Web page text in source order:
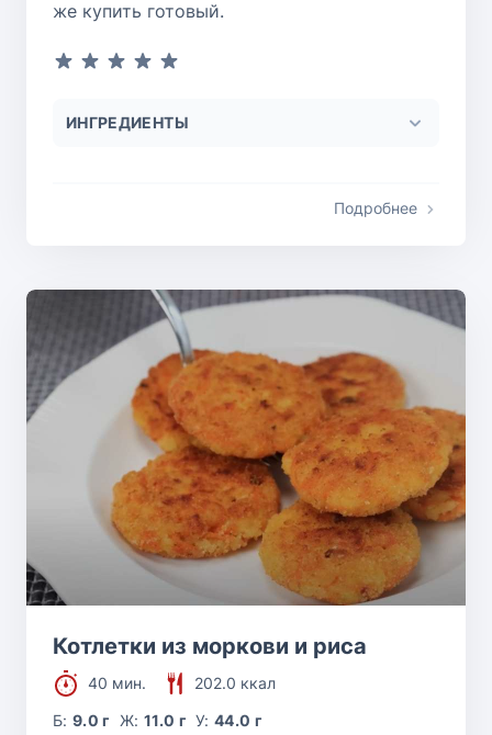
же купить готовый.
ИНГРЕДИЕНТЫ
Подробнее
Котлетки из моркови и риса
40 мин.
202.0 ккал
Б:9.0 г Ж: 11.0 г У:44.0 г